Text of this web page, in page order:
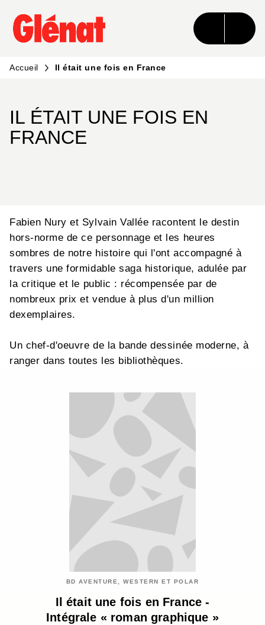
MENU RECHERCHE CONTENU
PIED DE PAGE
Accueil Il était une fois en France
IL ÉTAIT UNE FOIS EN
FRANCE
Fabien Nury et Sylvain Vallée racontent le destin
hors-norme de ce personnage et les heures
sombres de notre histoire qui l'ont accompagné à
travers une formidable saga historique, adulée par
la critique et le public : récompensée par de
nombreux prix et vendue à plus d'un million
dexemplaires.
Un chef-d'oeuvre de la bande dessinée moderne, à
ranger dans toutes les bibliothèques.
BD AVENTURE, WESTERN ET POLAR
Il était une fois en France -
Intégrale « roman graphique »